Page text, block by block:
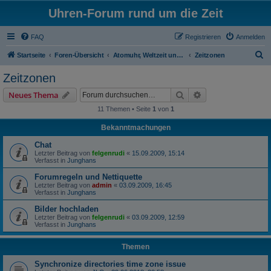
Uhren-Forum rund um die Zeit
FAQ Anmelden
Registrieren
Startseite Foren-Übersicht Atomuhr, Weltzeit und Zeitumstellung Zeitzonen
Zeitzonen
Neues Thema Suche
11 Themen • Seite 1 von 1
Bekanntmachungen
Chat
Letzter Beitrag von felgenrudi « 15.09.2009, 15:14
Verfasst in Junghans
Forumregeln und Nettiquette
Letzter Beitrag von admin « 03.09.2009, 16:45
Verfasst in Junghans
Bilder hochladen
Letzter Beitrag von felgenrudi « 03.09.2009, 12:59
Verfasst in Junghans
Themen
Synchronize directories time zone issue